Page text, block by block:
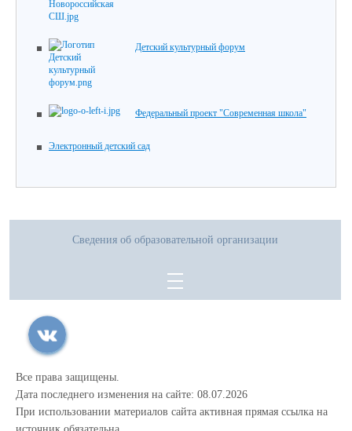
Детский культурный форум
Федеральный проект "Современная школа"
Электронный детский сад
Сведения об образовательной организации
Все права защищены.
Дата последнего изменения на сайте: 08.07.2026
При использовании материалов сайта активная прямая ссылка на